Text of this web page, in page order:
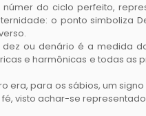
númer do ciclo perfeito,
o ponto simboliza
dez ou denário é a medida
e harmônicas e todas as
era, para os sábios, um
visto achar-se